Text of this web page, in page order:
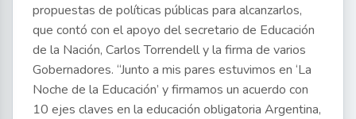
propuestas de políticas públicas para alcanzarlos,
que contó con el apoyo del secretario de Educación
de la Nación, Carlos Torrendell y la firma de varios
Gobernadores. “Junto a mis pares estuvimos en ‘La
Noche de la Educación’ y firmamos un acuerdo con
10 ejes claves en la educación obligatoria Argentina,